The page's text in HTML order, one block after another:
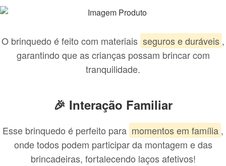
O brinquedo é feito com materiais seguros e duráveis ,
garantindo que as crianças possam brincar com
tranquilidade.
🎉 Interação Familiar
Esse brinquedo é perfeito para momentos em família ,
onde todos podem participar da montagem e das
brincadeiras, fortalecendo laços afetivos!